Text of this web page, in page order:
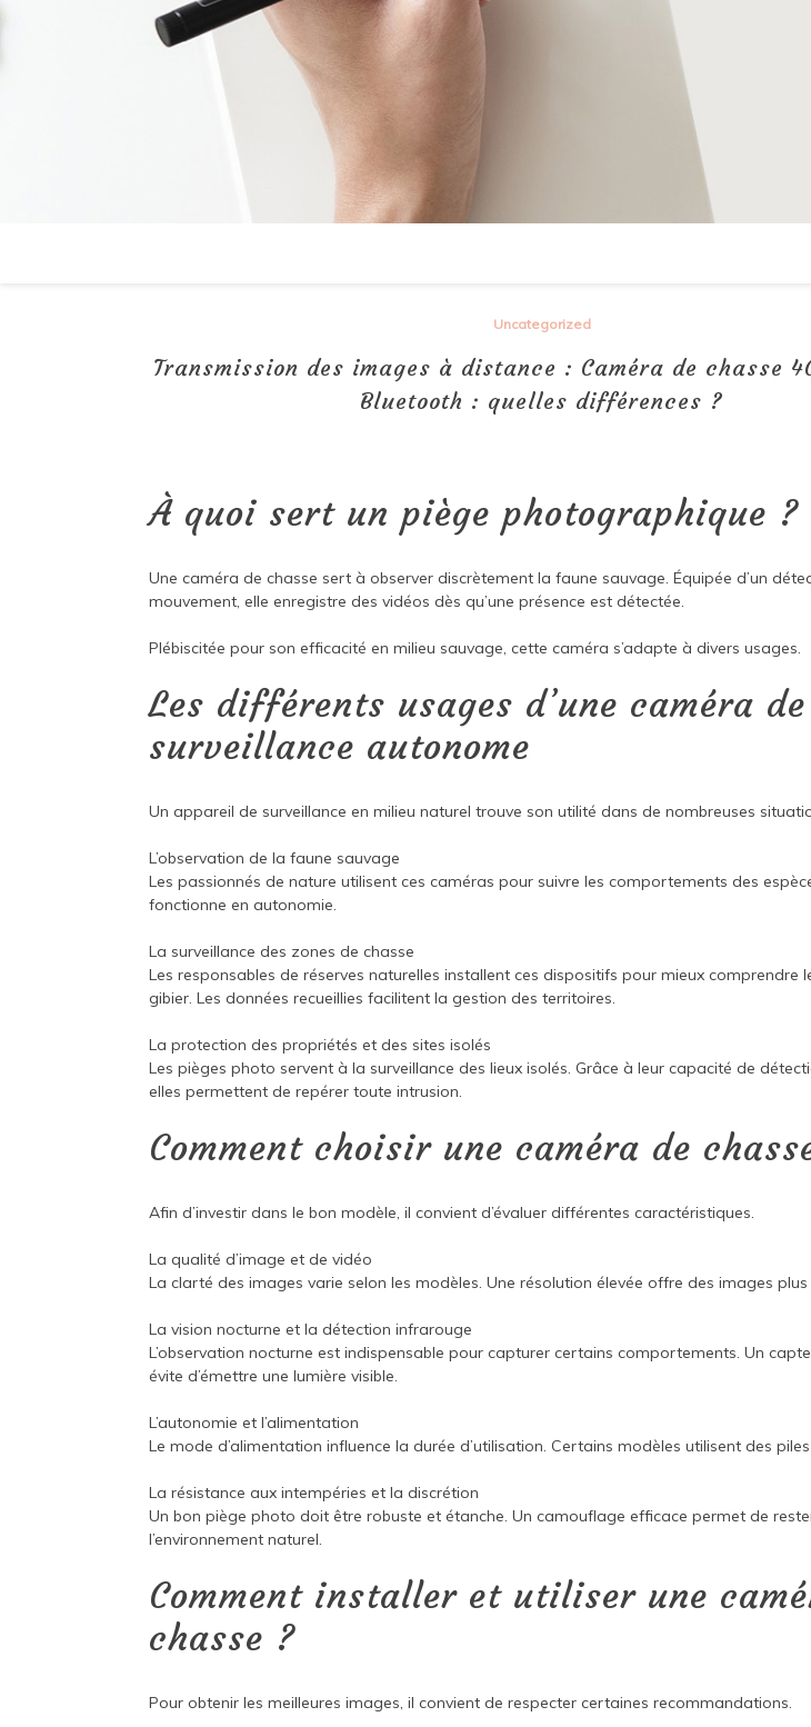
Uncategorized
Transmission des images à distance : Caméra de chasse
Bluetooth : quelles différences ?
À quoi sert un piège photographique ?
Une caméra de chasse sert à observer discrètement la faune sauvage. Équipée d’un
mouvement, elle enregistre des vidéos dès qu’une présence est détectée.
Plébiscitée pour son efficacité en milieu sauvage, cette caméra s’adapte à divers usages.
Les différents usages d’une caméra de
surveillance autonome
Un appareil de surveillance en milieu naturel trouve son utilité dans de nombreuses
L’observation de la faune sauvage
Les passionnés de nature utilisent ces caméras pour suivre les comportements des
fonctionne en autonomie.
La surveillance des zones de chasse
Les responsables de réserves naturelles installent ces dispositifs pour mieux comprendre
gibier. Les données recueillies facilitent la gestion des territoires.
La protection des propriétés et des sites isolés
Les pièges photo servent à la surveillance des lieux isolés. Grâce à leur capacité de
elles permettent de repérer toute intrusion.
Comment choisir une caméra de
Afin d’investir dans le bon modèle, il convient d’évaluer différentes caractéristiques.
La qualité d’image et de vidéo
La clarté des images varie selon les modèles. Une résolution élevée offre des images plus
La vision nocturne et la détection infrarouge
L’observation nocturne est indispensable pour capturer certains comportements. Un
évite d’émettre une lumière visible.
L’autonomie et l’alimentation
Le mode d’alimentation influence la durée d’utilisation. Certains modèles utilisent des
La résistance aux intempéries et la discrétion
Un bon piège photo doit être robuste et étanche. Un camouflage efficace permet de
l’environnement naturel.
Comment installer et utiliser une
chasse ?
Pour obtenir les meilleures images, il convient de respecter certaines recommandations.